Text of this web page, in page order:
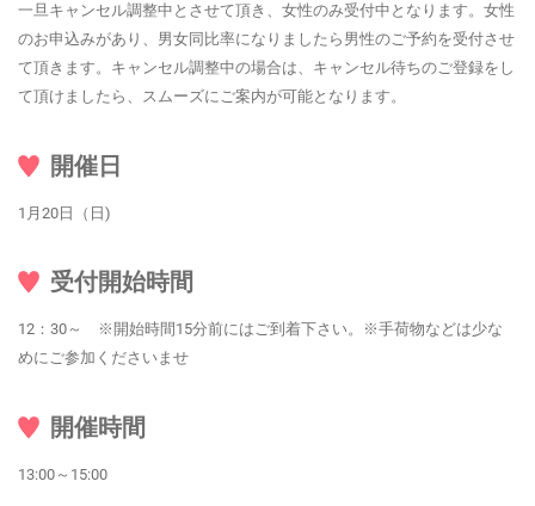
一旦キャンセル調整中とさせて頂き、女性のみ受付中となります。女性
のお申込みがあり、男女同比率になりましたら男性のご予約を受付させ
て頂きます。キャンセル調整中の場合は、キャンセル待ちのご登録をし
て頂けましたら、スムーズにご案内が可能となります。
開催日
1月20日（日)
受付開始時間
12：30～ ※開始時間15分前にはご到着下さい。※手荷物などは少な
めにご参加くださいませ
開催時間
13:00～15:00